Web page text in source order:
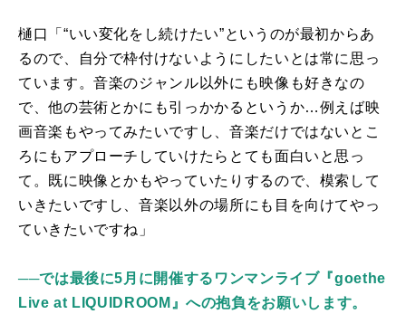
樋口「“いい変化をし続けたい”というのが最初からあ
るので、自分で枠付けないようにしたいとは常に思っ
ています。音楽のジャンル以外にも映像も好きなの
で、他の芸術とかにも引っかかるというか…例えば映
画音楽もやってみたいですし、音楽だけではないとこ
ろにもアプローチしていけたらとても面白いと思っ
て。既に映像とかもやっていたりするので、模索して
いきたいですし、音楽以外の場所にも目を向けてやっ
ていきたいですね」
──では最後に5月に開催するワンマンライブ『goethe
Live at LIQUIDROOM』への抱負をお願いします。